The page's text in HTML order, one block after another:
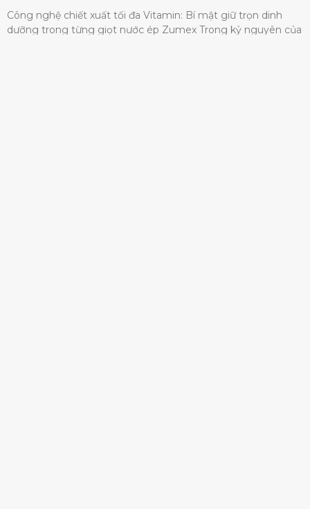
Công nghệ chiết xuất tối đa Vitamin: Bí mật giữ trọn dinh
dưỡng trong từng giọt nước ép Zumex Trong kỷ nguyên của